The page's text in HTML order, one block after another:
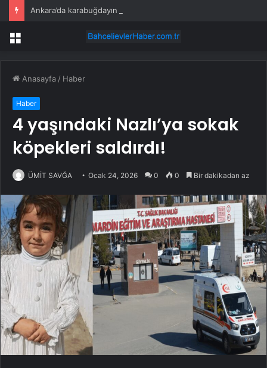
Ankara’da karabuğdayın ilk hasadı yapıldı
Menü
Anasayfa / Haber
Haber
4 yaşındaki Nazlı’ya sokak
köpekleri saldırdı!
ÜMİT SAVĞA Ocak 24, 2026 0 0 Bir dakikadan az